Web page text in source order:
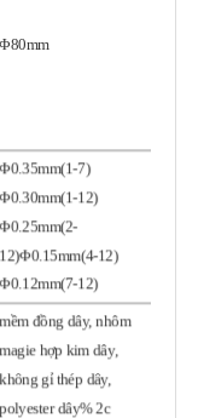
Φ80mm
Φ0.35mm(1-7)
Φ0.30mm(1-12)
Φ0.25mm(2-
12)Φ0.15mm(4-12)
Φ0.12mm(7-12)
mềm đồng dây, nhôm
magie hợp kim dây,
không gỉ thép dây,
polyester dây% 2c